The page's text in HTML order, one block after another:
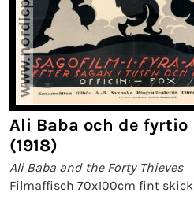
Ali Baba och de fyrtio
(1918)
Ali Baba and the Forty Thieves
Filmaffisch 70x100cm fint